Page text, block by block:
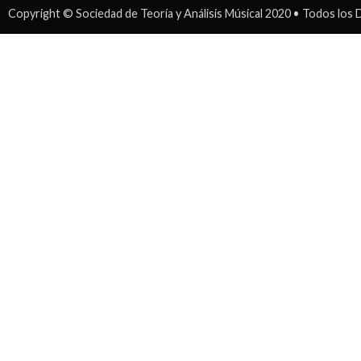
Copyright © Sociedad de Teoría y Análisis Músical 2020 • Todos los